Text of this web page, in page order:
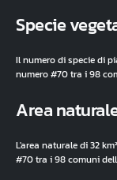
Specie
Il numero di specie di
numero #70 tra i 98
Area
L'area naturale di 32
#70 tra i 98 comuni